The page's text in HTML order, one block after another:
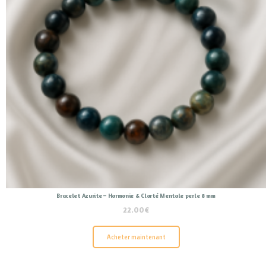
Bracelet Azurite – Harmonie & Clarté Mentale perle 8 mm
22.00€
Acheter maintenant